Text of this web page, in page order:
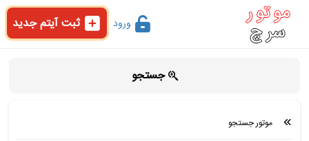
ورود ثبت آیتم جدید
جستجو
موتور جستجو